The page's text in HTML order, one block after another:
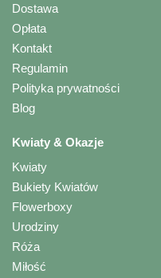
Dostawa
Opłata
Kontakt
Regulamin
Polityka prywatności
Blog
Kwiaty & Okazje
Kwiaty
Bukiety Kwiatów
Flowerboxy
Urodziny
Róża
Miłość